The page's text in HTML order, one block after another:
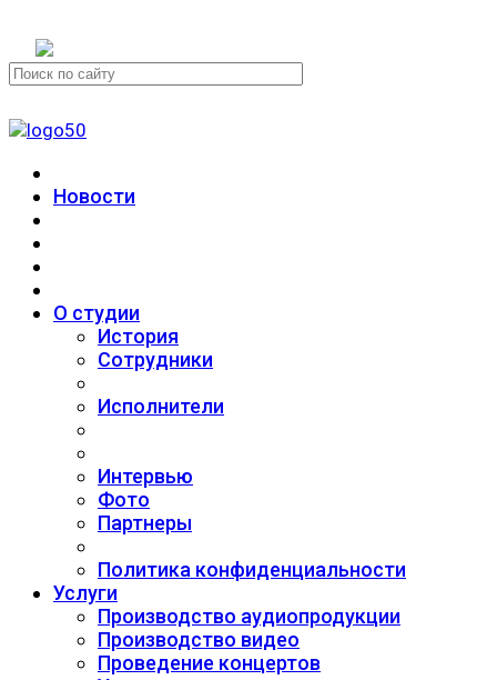
Новости
О студии
История
Сотрудники
Исполнители
Интервью
Фото
Партнеры
Политика конфиденциальности
Услуги
Производство аудиопродукции
Производство видео
Проведение концертов